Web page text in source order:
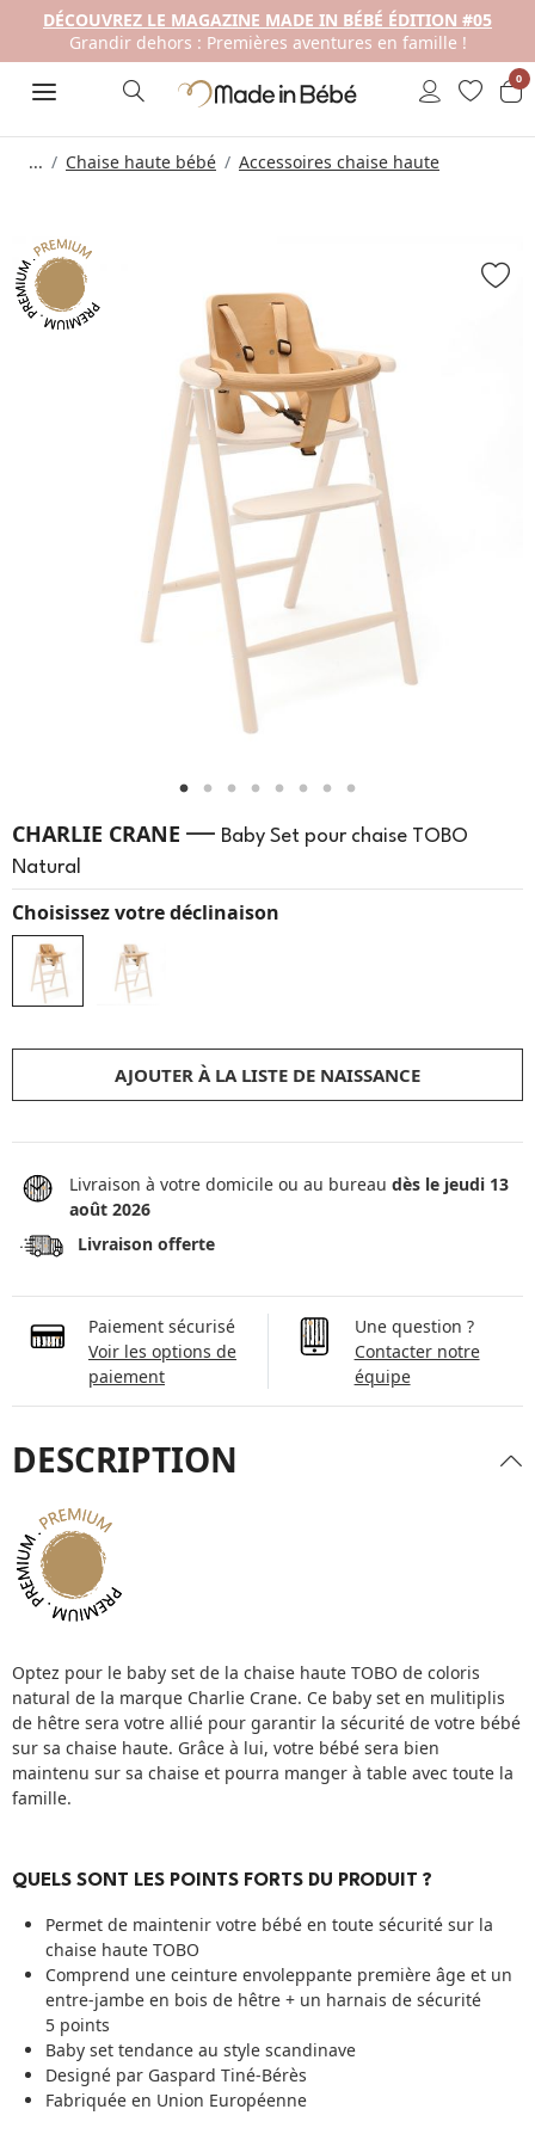
DÉCOUVREZ LE MAGAZINE MADE IN BÉBÉ ÉDITION #05
Grandir dehors : Premières aventures en famille !
0
... Chaise haute bébé Accessoires chaise haute
CHARLIE CRANE — Baby Set pour chaise TOBO
Natural
Choisissez votre déclinaison
AJOUTER À LA LISTE DE NAISSANCE
Livraison à votre domicile ou au bureau dès le jeudi 13
août 2026
Livraison offerte
Paiement sécurisé
Voir les options de
paiement
Une question ?
Contacter notre
équipe
DESCRIPTION
Optez pour le baby set de la chaise haute TOBO de coloris
natural de la marque Charlie Crane. Ce baby set en mulitiplis
de hêtre sera votre allié pour garantir la sécurité de votre bébé
sur sa chaise haute. Grâce à lui, votre bébé sera bien
maintenu sur sa chaise et pourra manger à table avec toute la
famille.
QUELS SONT LES POINTS FORTS DU PRODUIT ?
Permet de maintenir votre bébé en toute sécurité sur la
chaise haute TOBO
Comprend une ceinture envoleppante première âge et un
entre-jambe en bois de hêtre + un harnais de sécurité
5 points
Baby set tendance au style scandinave
Designé par Gaspard Tiné-Bérès
Fabriquée en Union Européenne